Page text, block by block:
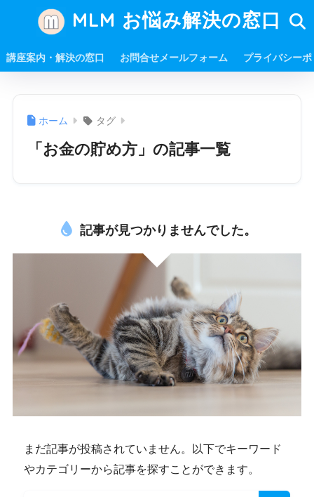
MLM お悩み解決の窓口
講座案内・解決の窓口 お問合せメールフォーム プライバシー
ホーム タグ
「お金の貯め方」の記事一覧
記事が見つかりませんでした。
まだ記事が投稿されていません。以下でキーワード
やカテゴリーから記事を探すことができます。